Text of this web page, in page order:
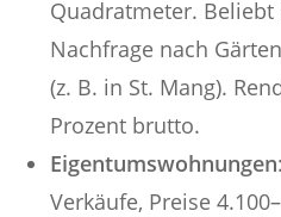
Quadratmeter. Beliebt
Nachfrage nach
(z. B. in St. Mang).
Prozent brutto.
Eigentumswohnungen
Verkäufe, Preise